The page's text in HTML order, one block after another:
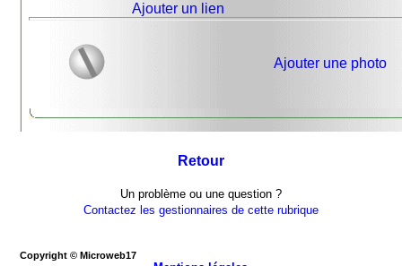
Ajouter un lien
Ajouter une photo
Retour
Un problème ou une question ?
Contactez les gestionnaires de cette rubrique
Copyright © Microweb17